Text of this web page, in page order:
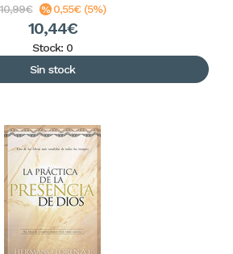
10,99€ 0,55€ (5%)
10,44€
Stock: 0
Sin stock